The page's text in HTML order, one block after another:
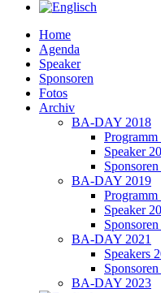
Home
Agenda
Speaker
Sponsoren
Fotos
Archiv
BA-DAY 2018
Programm
Speaker
BA-DAY 2019
Programm
Speaker
BA-DAY 2021
Speakers
Sponsoren
BA-DAY 2023